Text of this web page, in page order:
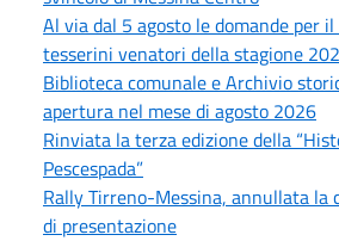
Al via dal 5 agosto le domande per
tesserini venatori della stagione
Biblioteca comunale e Archivio
apertura nel mese di agosto 2026
Rinviata la terza edizione della
Pescespada”
Rally Tirreno-Messina, annullata la
di presentazione